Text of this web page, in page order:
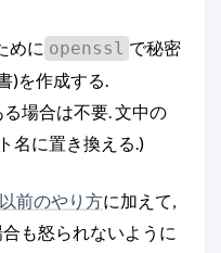
めに openssl で秘密
)を作成する.
場合は不要. 文中の
名に置き換える.)
以前のやり方に加えて,
も怒られないように